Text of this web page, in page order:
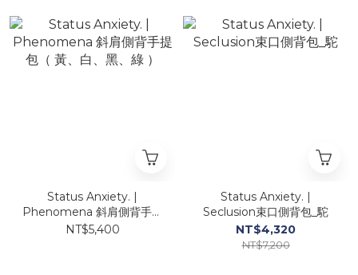
Status Anxiety. |
Phenomena 斜肩側背手提
包（ 黃、白、黑、綠 ）
NT$5,400
Status Anxiety. |
Seclusion束口側背包_駝
NT$4,320
NT$7,200